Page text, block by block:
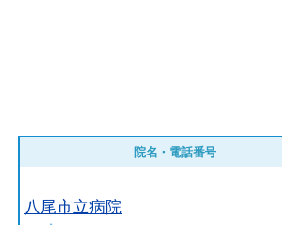
院名・電話番号
八尾市立病院